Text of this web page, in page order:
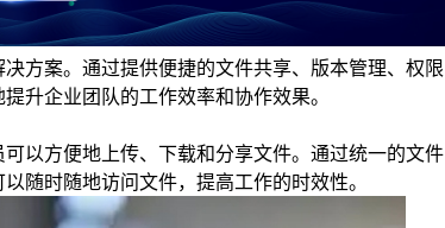
方案。通过提供便捷的文件共享、版本管理、权限
升企业团队的工作效率和协作效果。
以方便地上传、下载和分享文件。通过统一的文件
随时随地访问文件，提高工作的时效性。